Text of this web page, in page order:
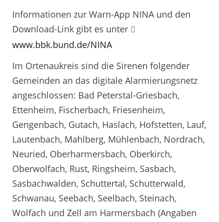
Informationen zur Warn-App NINA und den
Download-Link gibt es unter
www.bbk.bund.de/NINA
Im Ortenaukreis sind die Sirenen folgender
Gemeinden an das digitale Alarmierungsnetz
angeschlossen: Bad Peterstal-Griesbach,
Ettenheim, Fischerbach, Friesenheim,
Gengenbach, Gutach, Haslach, Hofstetten, Lauf,
Lautenbach, Mahlberg, Mühlenbach, Nordrach,
Neuried, Oberharmersbach, Oberkirch,
Oberwolfach, Rust, Ringsheim, Sasbach,
Sasbachwalden, Schuttertal, Schutterwald,
Schwanau, Seebach, Seelbach, Steinach,
Wolfach und Zell am Harmersbach (Angaben